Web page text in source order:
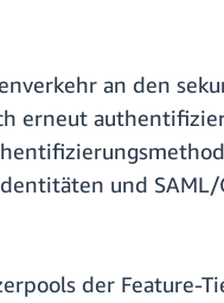
an den
erneut
und
der Feature-